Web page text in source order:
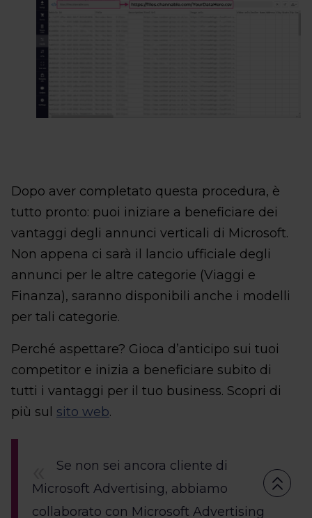
Dopo aver completato questa procedura, è
tutto pronto: puoi iniziare a beneficiare dei
vantaggi degli annunci verticali di Microsoft.
Non appena ci sarà il lancio ufficiale degli
annunci per le altre categorie (Viaggi e
Finanza), saranno disponibili anche i modelli
per tali categorie.
Perché aspettare? Gioca d’anticipo sui tuoi
competitor e inizia a beneficiare subito di
tutti i vantaggi per il tuo business. Scopri di
più sul sito web.
Se non sei ancora cliente di
Microsoft Advertising, abbiamo
collaborato con Microsoft Advertising